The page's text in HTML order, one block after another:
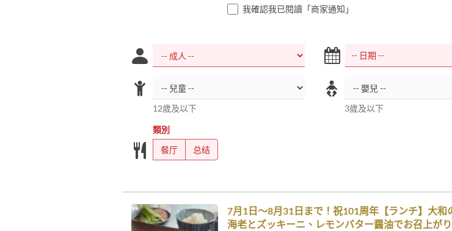
我確認我已閱讀「商家通知」
12歲及以下 3歲及以下
類別
餐厅
总结
7月1日～8月31日まで！祝101周年【ランチ】大
海老とズッキーニ、レモンバター醤油でお召上が